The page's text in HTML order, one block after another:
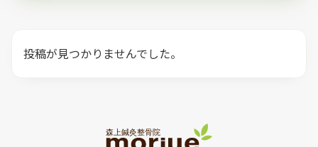
投稿が見つかりませんでした。